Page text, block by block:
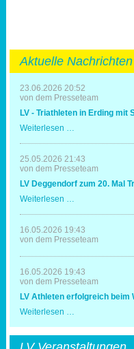
Aktuelle Nachrichten
23.06.2026 20:52
von dem Presseteam
LV - Triathleten in Erding mit
Weiterlesen …
Triathleten
in
Erding
Spaß
Erfolg
25.05.2026 21:43
von dem Presseteam
LV Deggendorf zum 20. Mal
Weiterlesen …
zum
20.
Mal
16.05.2026 19:43
von dem Presseteam
16.05.2026 19:43
von dem Presseteam
LV Athleten erfolgreich beim
Weiterlesen …
beim